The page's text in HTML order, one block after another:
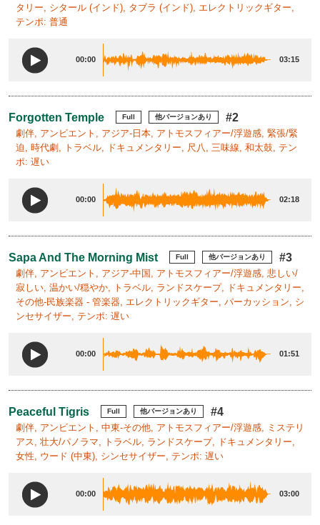
タリー, シタール (インド), タブラ (インド), エレクトリックギター,
テンポ: 普通
00:00 03:15
Forgotten Temple Full 他バージョンあり #2
劇伴, アンビエント, アジア-日本, アトモスフィアー/浮遊感, 緊張/緊
迫, 時代劇, トラベル, ドキュメンタリー, 尺八, 三味線, 和太鼓, テン
ポ: 遅い
00:00 02:18
Sapa And The Morning Mist Full 他バージョンあり #3
劇伴, アンビエント, アジア-中国, アトモスフィアー/浮遊感, 悲しい/
寂しい, 温かい/穏やか, トラベル, ランドスケープ, ドキュメンタリー,
その他-民族楽器 - 管楽器, エレクトリックギター, パーカッション, シ
ンセサイザー, テンポ: 遅い
00:00 01:51
Peaceful Tigris Full 他バージョンあり #4
劇伴, アンビエント, 中東-その他, アトモスフィアー/浮遊感, ミステリ
アス, 壮大/パノラマ, トラベル, ランドスケープ, ドキュメンタリー,
女性, ウード (中東), シンセサイザー, テンポ: 遅い
00:00 03:00